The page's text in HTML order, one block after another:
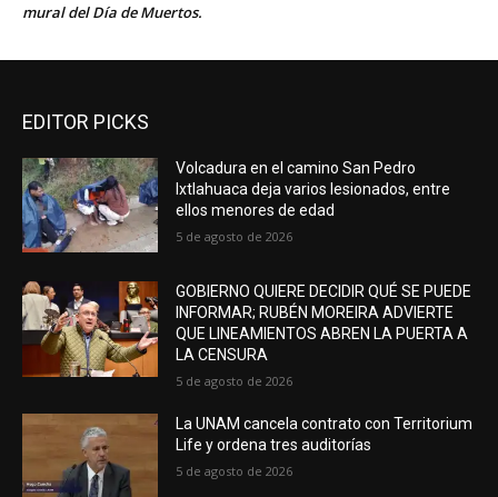
mural del Día de Muertos.
EDITOR PICKS
Volcadura en el camino San Pedro
Ixtlahuaca deja varios lesionados, entre
ellos menores de edad
5 de agosto de 2026
GOBIERNO QUIERE DECIDIR QUÉ SE PUEDE
INFORMAR; RUBÉN MOREIRA ADVIERTE
QUE LINEAMIENTOS ABREN LA PUERTA A
LA CENSURA
5 de agosto de 2026
La UNAM cancela contrato con Territorium
Life y ordena tres auditorías
5 de agosto de 2026